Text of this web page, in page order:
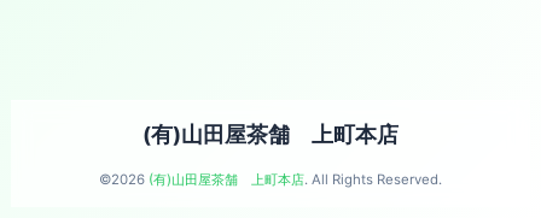
(有)山田屋茶舗 上町本店
©2026 (有)山田屋茶舗 上町本店. All Rights Reserved.